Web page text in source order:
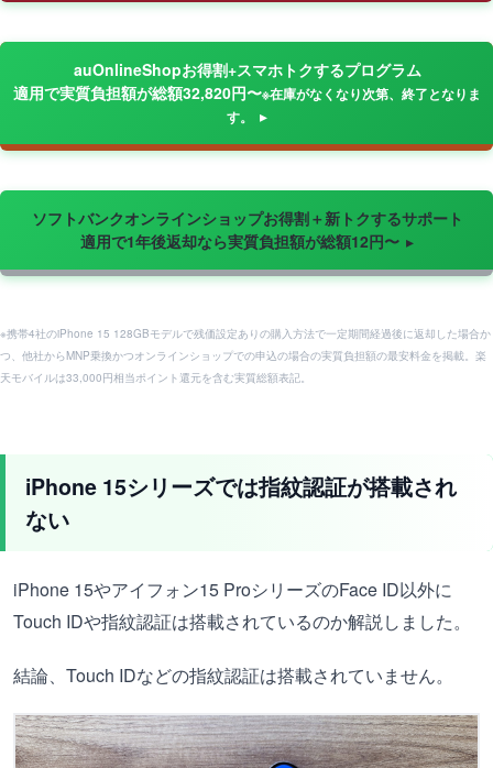
auOnlineShopお得割+スマホトクするプログラム
適用で実質負担額が総額32,820円〜※在庫がなくなり次第、終了となりま
す。
ソフトバンクオンラインショップお得割＋新トクするサポート
適用で1年後返却なら実質負担額が総額12円〜
※携帯4社のiPhone 15 128GBモデルで残価設定ありの購入方法で一定期間経過後に返却した場合か
つ、他社からMNP乗換かつオンラインショップでの申込の場合の実質負担額の最安料金を掲載。楽
天モバイルは33,000円相当ポイント還元を含む実質総額表記。
iPhone 15シリーズでは指紋認証が搭載され
ない
iPhone 15やアイフォン15 ProシリーズのFace ID以外に
Touch IDや指紋認証は搭載されているのか解説しました。
結論、Touch IDなどの指紋認証は搭載されていません。